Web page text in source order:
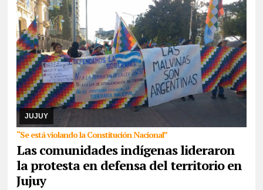
JUJUY
“Se está violando la Constitución Nacional”
Las comunidades indígenas lideraron
la protesta en defensa del territorio en
Jujuy
07/08/2026 Reunidos por el rechazo a “la venta de la
Pachamama”, manifestantes de todos los sectores sociales de la
provincia confluyeron en San Salvador para r ...